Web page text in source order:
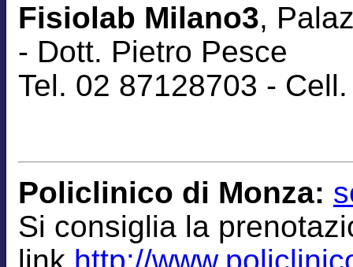
Fisiolab Milano3,
- Dott. Pietro Pesce
Tel. 02 87128703 -
Policlinico di Monza:
Si consiglia la